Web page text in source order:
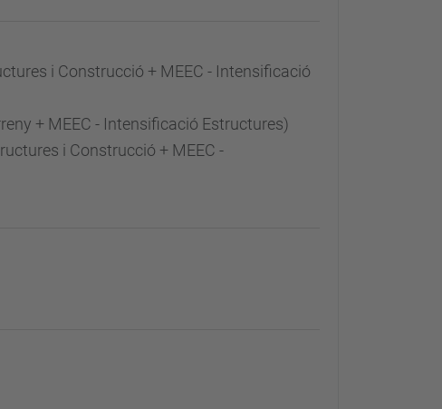
i Construcció + MEEC - Intensificació
+ MEEC - Intensificació Estructures)
i Construcció + MEEC -